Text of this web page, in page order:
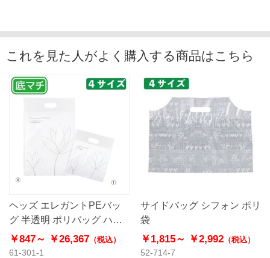
これを見た人がよく購入する商品はこちら
ヘッズ エレガントPEバッ
グ 半透明 ポリバッグ ハー
ドタイプ
￥847～ ￥26,367 （税込）
61-301-1
サイドバッグ シフォン ポリ
袋
￥1,815～ ￥2,992（税込）
52-714-7